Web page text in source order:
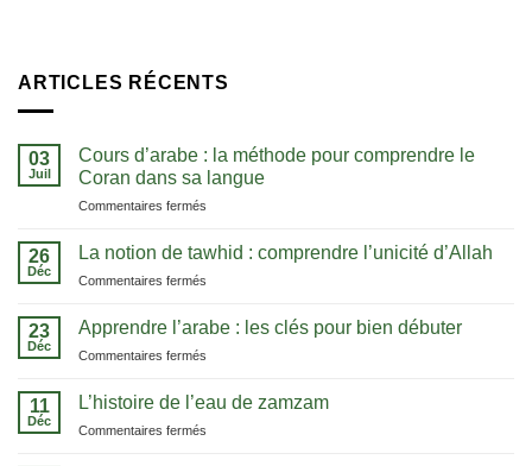
ARTICLES RÉCENTS
03
Juil
Cours d’arabe : la méthode pour comprendre le
Coran dans sa langue
Commentaires fermés
d’arabe
pour
dans
26
Déc
La notion de tawhid : comprendre l’unicité d’Allah
Commentaires fermés
notion
comprendre
23
Déc
Apprendre l’arabe : les clés pour bien débuter
Commentaires fermés
l’arabe
11
Déc
L’histoire de l’eau de zamzam
Commentaires fermés